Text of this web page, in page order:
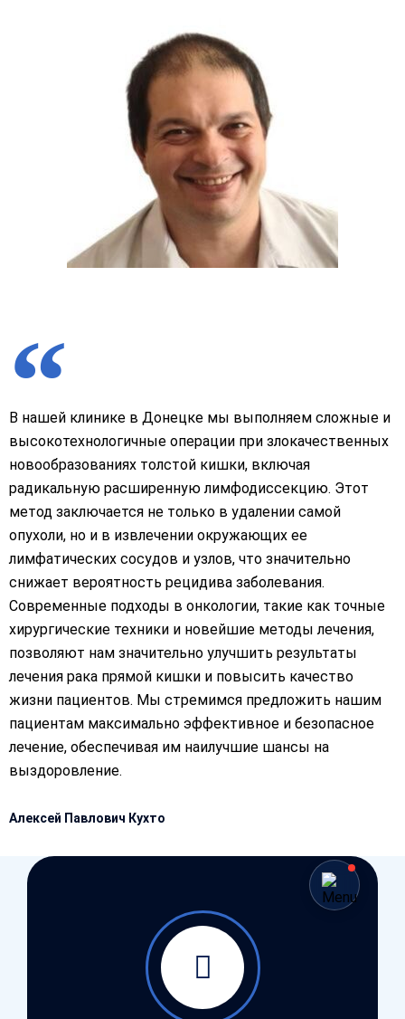
В нашей клинике в Донецке мы выполняем сложные и
высокотехнологичные операции при злокачественных
новообразованиях толстой кишки, включая
радикальную расширенную лимфодиссекцию. Этот
метод заключается не только в удалении самой
опухоли, но и в извлечении окружающих ее
лимфатических сосудов и узлов, что значительно
снижает вероятность рецидива заболевания.
Современные подходы в онкологии, такие как точные
хирургические техники и новейшие методы лечения,
позволяют нам значительно улучшить результаты
лечения рака прямой кишки и повысить качество
жизни пациентов. Мы стремимся предложить нашим
пациентам максимально эффективное и безопасное
лечение, обеспечивая им наилучшие шансы на
выздоровление.
Алексей Павлович Кухто